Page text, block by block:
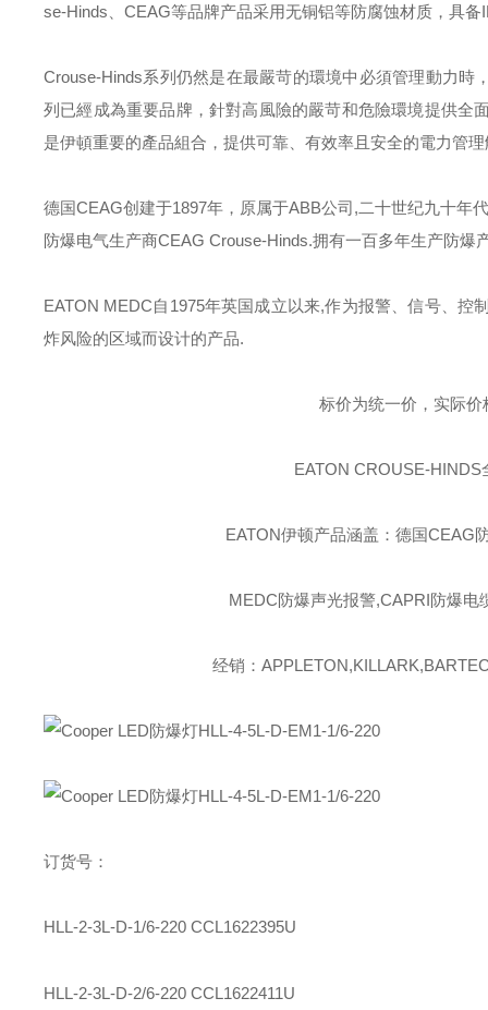
se-Hinds
CEAG等品牌产品采用无铜铝等防腐蚀材质，具备
Crouse-Hinds系列仍然是在最嚴苛的環境中必須管理動力時
列已經成為重要品牌，針對高風險的嚴苛和危險環境提供全
是伊頓重要的產品組合，提供可靠、有效率且安全的電力管
德国CEAG创建于1897年，原属于ABB公司,二十世纪九十年
防爆电气生产商CEAG Crouse-Hinds.拥有一百多年生产防爆
EATON MEDC自 1975年英国成立以来,作为报警、信号、控
炸风险的区域而设计的产品.
标价为统一价，实际
EATON CROUSE-HINDS
EATON伊顿产品涵盖：德国CEAG
MEDC防爆声光报警,CAPRI防爆
经销：
订货号：
HLL-2-3L-D-1/6-220 CCL1622395U
HLL-2-3L-D-2/6-220 CCL1622411U